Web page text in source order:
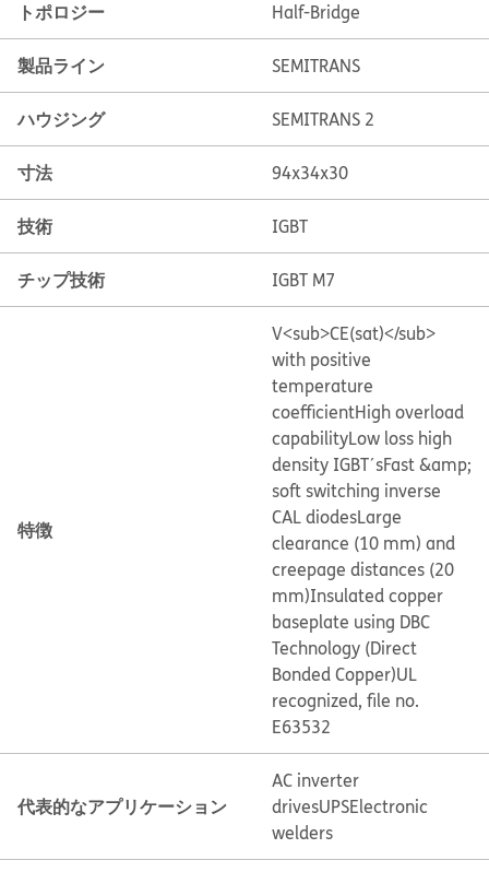
トポロジー Half-Bridge
製品ライン SEMITRANS
ハウジング SEMITRANS 2
寸法 94x34x30
技術 IGBT
チップ技術 IGBT M7
特徴
V<sub>CE(sat)</sub>
with positive
temperature
coefficientHigh overload
capabilityLow loss high
density IGBT´sFast &amp;
soft switching inverse
CAL diodesLarge
clearance (10 mm) and
creepage distances (20
mm)Insulated copper
baseplate using DBC
Technology (Direct
Bonded Copper)UL
recognized, file no.
E63532
代表的なアプリケーション
AC inverter
drivesUPSElectronic
welders